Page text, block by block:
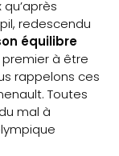
redescendu
équilibre
premier à être
rappelons ces
Toutes
mal à